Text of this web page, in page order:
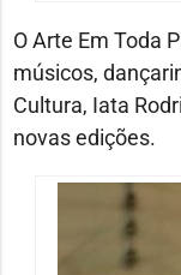
O Arte Em Toda
músicos,
Cultura, Iata
novas edições.